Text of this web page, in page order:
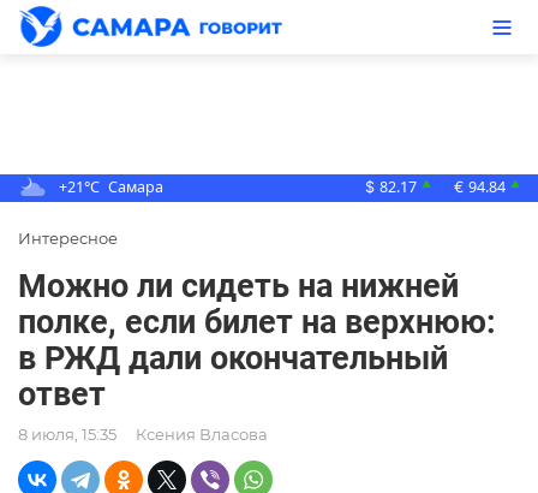
+21°C Самара $ 82.17 ▲ € 94.84 ▲
Интересное
Можно ли сидеть на нижней
полке, если билет на верхнюю:
в РЖД дали окончательный
ответ
8 июля, 15:35 Ксения Власова